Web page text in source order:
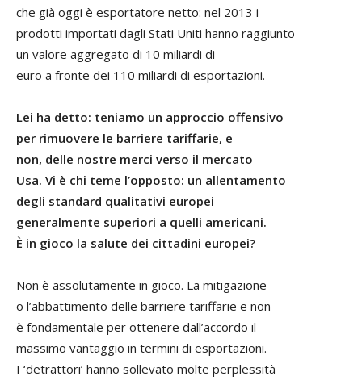
che già oggi è esportatore netto: nel 2013 i
prodotti importati dagli Stati Uniti hanno raggiunto
un valore aggregato di 10 miliardi di
euro a fronte dei 110 miliardi di esportazioni.
Lei ha detto: teniamo un approccio offensivo
per rimuovere le barriere tariffarie, e
non, delle nostre merci verso il mercato
Usa. Vi è chi teme l’opposto: un allentamento
degli standard qualitativi europei
generalmente superiori a quelli americani.
È in gioco la salute dei cittadini europei?
Non è assolutamente in gioco. La mitigazione
o l’abbattimento delle barriere tariffarie e non
è fondamentale per ottenere dall’accordo il
massimo vantaggio in termini di esportazioni.
I ‘detrattori’ hanno sollevato molte perplessità